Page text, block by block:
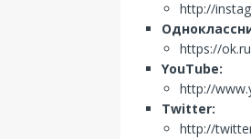
http://
https://
YouTube:
http://
Twitter:
http://